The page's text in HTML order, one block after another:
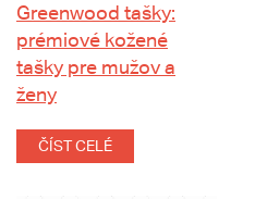
Greenwood tašky:
prémiové kožené
tašky pre mužov a
ženy
ČÍST CELÉ